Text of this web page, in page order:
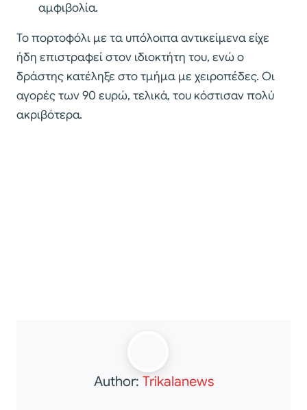
αμφιβολία.
Το πορτοφόλι με τα υπόλοιπα αντικείμενα είχε
ήδη επιστραφεί στον ιδιοκτήτη του, ενώ ο
δράστης κατέληξε στο τμήμα με χειροπέδες. Οι
αγορές των 90 ευρώ, τελικά, του κόστισαν πολύ
ακριβότερα.
Author: Trikalanews